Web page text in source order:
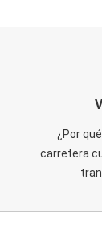
¿Por
carretera